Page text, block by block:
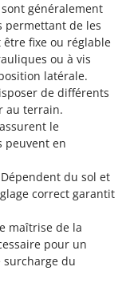
généralement
permettant de les
fixe ou réglable
ou à vis
latérale.
de différents
au terrain.
le
peuvent en
Dépendent du sol et
correct garantit
maîtrise de la
pour un
du